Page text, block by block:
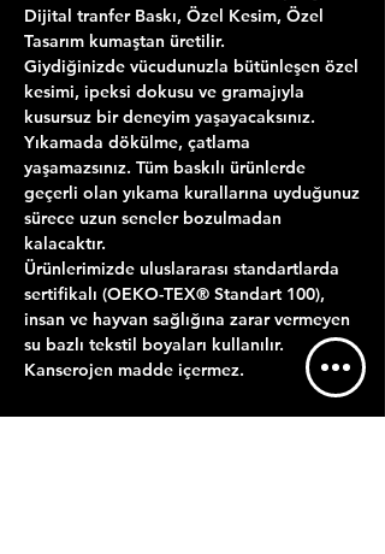
Dijital tranfer Baskı, Özel Kesim, Özel
Tasarım kumaştan üretilir.
Giydiğinizde vücudunuzla bütünleşen özel
kesimi, ipeksi dokusu ve gramajıyla
kusursuz bir deneyim yaşayacaksınız.
Yıkamada dökülme, çatlama
yaşamazsınız. Tüm baskılı ürünlerde
geçerli olan yıkama kurallarına uyduğunuz
sürece uzun seneler bozulmadan
kalacaktır.
Ürünlerimizde uluslararası standartlarda
sertifikalı (OEKO-TEX® Standart 100),
insan ve hayvan sağlığına zarar vermeyen
su bazlı tekstil boyaları kullanılır.
Kanserojen madde içermez.